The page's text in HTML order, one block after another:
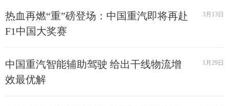
热血再燃“重”磅登场：中国重汽即将再赴
F1中国大奖赛
3月13日
中国重汽智能辅助驾驶 给出干线物流增
效最优解
1月29日